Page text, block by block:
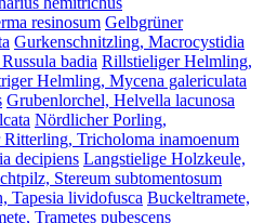
resinosum Gelbgrüner
Gurkenschnitzling, Macrocystidia
badia Rillstieliger Helmling,
Helmling, Mycena galericulata
Grubenlorchel, Helvella lacunosa
Nördlicher Porling,
Ritterling, Tricholoma inamoenum
decipiens Langstielige Holzkeule,
Stereum subtomentosum
Tapesia lividofusca Buckeltramete,
Trametes pubescens